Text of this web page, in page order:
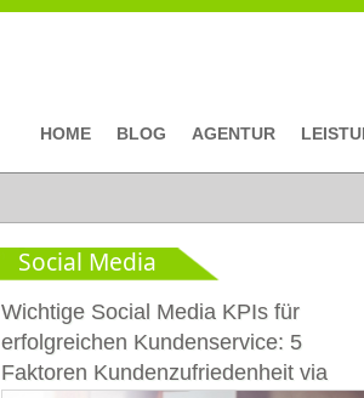
HOME BLOG AGENTUR
Social Media
Wichtige Social Media KPIs für
erfolgreichen Kundenservice: 5
Faktoren Kundenzufriedenheit via